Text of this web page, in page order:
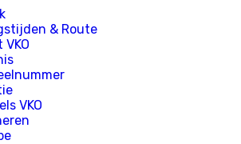
& Route
VKO